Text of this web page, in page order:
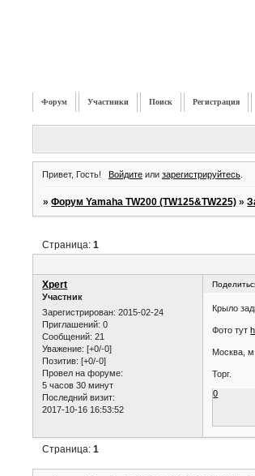
Форум Участники Поиск Регистрация
Привет, Гость! Войдитеили зарегистрируйтесь.
»Форум Yamaha TW200 (TW125&TW225) »
Страница:1
Xpert
Участник
Зарегистрирован: 2015-02-24
Приглашений: 0
Сообщений: 21
Уважение: [+0/-0]
Позитив: [+0/-0]
Провел на форуме:
5 часов 30 минут
Последний визит:
2017-10-16 16:53:52
Крыло
Фото тут
Москва,
Торг.
0
Страница:1